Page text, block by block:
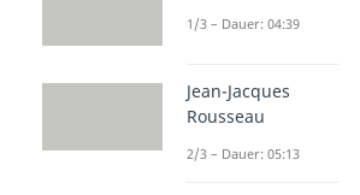
erreichen?
1/3 – Dauer: 04:39
Jean-Jacques
Rousseau
2/3 – Dauer: 05:13